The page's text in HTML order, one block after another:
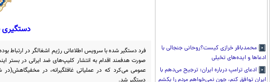
محمدباقر خرازی کیست؟روحانی جنجالی با
ادعاها و ایده‌های تخیلی
ادعای ترامپ درباره ایران: ترجیح می‌دهم با
ایران توافق کنم، چون نمی‌خواهم مردم را بکشم
دستگیری
فرد دستگیر شده با سرویس اطلاعاتی رژیم اشغالگر در ارتباط
صورت هدفمند اقدام به انتشار کلیپ‌های ضد ایرانی در بستر
عمومی می‌کرد که در عملیاتی غافلگیرانه، در
دستگیر شد.